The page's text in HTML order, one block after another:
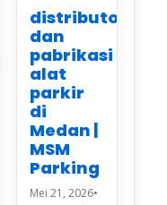
distributor
dan
pabrikasi
alat
parkir
di
Medan |
MSM
Parking
Mei 21, 2026•